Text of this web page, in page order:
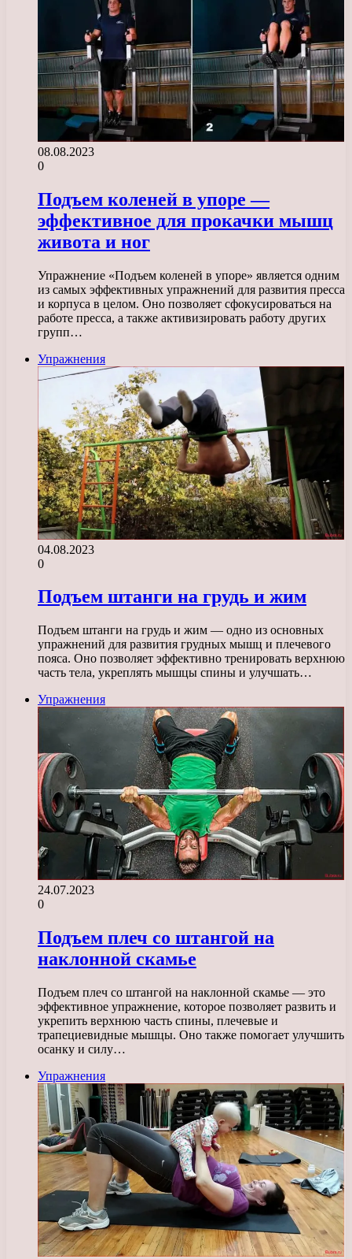
08.08.2023
0
Подъем коленей в упоре —
эффективное для прокачки мышц
живота и ног
Упражнение «Подъем коленей в упоре» является одним
из самых эффективных упражнений для развития пресса
и корпуса в целом. Оно позволяет сфокусироваться на
работе пресса, а также активизировать работу других
групп…
Упражнения
04.08.2023
0
Подъем штанги на грудь и жим
Подъем штанги на грудь и жим — одно из основных
упражнений для развития грудных мышц и плечевого
пояса. Оно позволяет эффективно тренировать верхнюю
часть тела, укреплять мышцы спины и улучшать…
Упражнения
24.07.2023
0
Подъем плеч со штангой на
наклонной скамье
Подъем плеч со штангой на наклонной скамье — это
эффективное упражнение, которое позволяет развить и
укрепить верхнюю часть спины, плечевые и
трапециевидные мышцы. Оно также помогает улучшить
осанку и силу…
Упражнения